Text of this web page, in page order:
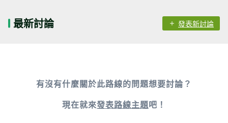
最新討論 發表新討論
有沒有什麼關於此路線的問題想要討論？
現在就來發表路線主題吧！